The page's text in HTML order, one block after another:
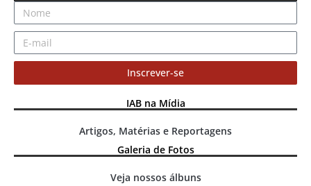
Inscrever-se
IAB na Mídia
Artigos, Matérias e Reportagens
Galeria de Fotos
Veja nossos álbuns